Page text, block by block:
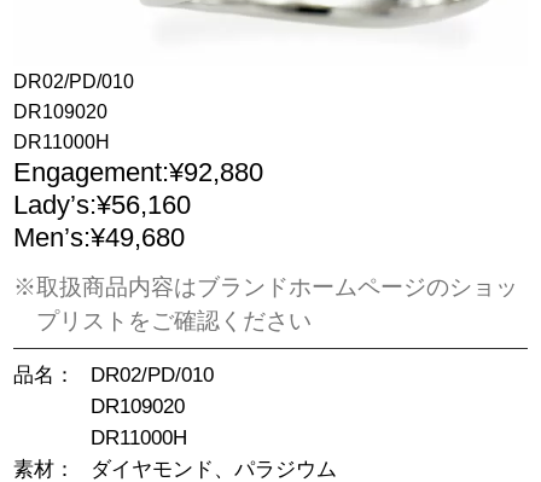
DR02/PD/010
DR109020
DR11000H
Engagement:¥92,880
Lady’s:¥56,160
Men’s:¥49,680
※取扱商品内容はブランドホームページのショッ
プリストをご確認ください
品名：
DR02/PD/010
DR109020
DR11000H
素材：
ダイヤモンド、パラジウム